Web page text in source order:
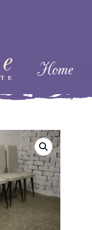
Menu
Skip naar content
Home